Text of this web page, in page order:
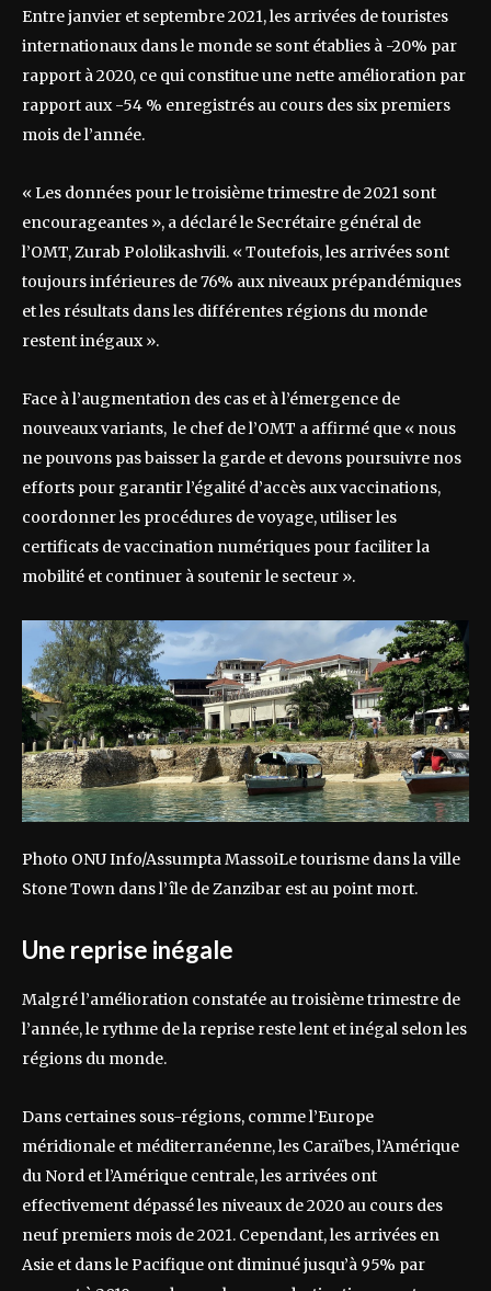
Entre janvier et septembre 2021, les arrivées de touristes
internationaux dans le monde se sont établies à -20% par
rapport à 2020, ce qui constitue une nette amélioration par
rapport aux -54 % enregistrés au cours des six premiers
mois de l’année.
« Les données pour le troisième trimestre de 2021 sont
encourageantes », a déclaré le Secrétaire général de
l’OMT, Zurab Pololikashvili. « Toutefois, les arrivées sont
toujours inférieures de 76% aux niveaux prépandémiques
et les résultats dans les différentes régions du monde
restent inégaux ».
Face à l’augmentation des cas et à l’émergence de
nouveaux variants, le chef de l’OMT a affirmé que « nous
ne pouvons pas baisser la garde et devons poursuivre nos
efforts pour garantir l’égalité d’accès aux vaccinations,
coordonner les procédures de voyage, utiliser les
certificats de vaccination numériques pour faciliter la
mobilité et continuer à soutenir le secteur ».
Photo ONU Info/Assumpta MassoiLe tourisme dans la ville
Stone Town dans l’île de Zanzibar est au point mort.
Une reprise inégale
Malgré l’amélioration constatée au troisième trimestre de
l’année, le rythme de la reprise reste lent et inégal selon les
régions du monde.
Dans certaines sous-régions, comme l’Europe
méridionale et méditerranéenne, les Caraïbes, l’Amérique
du Nord et l’Amérique centrale, les arrivées ont
effectivement dépassé les niveaux de 2020 au cours des
neuf premiers mois de 2021. Cependant, les arrivées en
Asie et dans le Pacifique ont diminué jusqu’à 95% par